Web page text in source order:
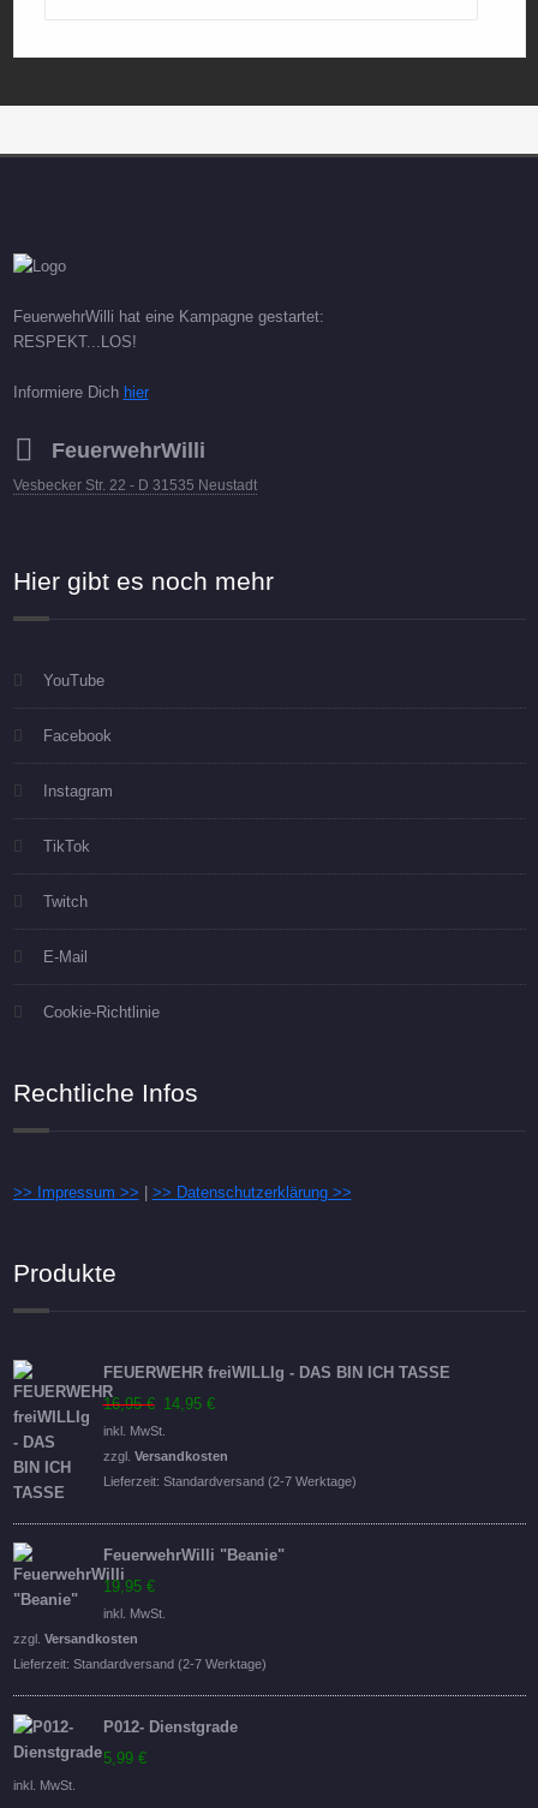
FeuerwehrWilli hat eine Kampagne gestartet:
RESPEKT...LOS!
Informiere Dich hier
FeuerwehrWilli
Vesbecker Str. 22 - D 31535 Neustadt
Hier gibt es noch mehr
YouTube
Facebook
Instagram
TikTok
Twitch
E-Mail
Cookie-Richtlinie
Rechtliche Infos
>> Impressum >> >> Datenschutzerklärung >>
Produkte
FEUERWEHR freiWILLIg - DAS BIN ICH TASSE
16,95€ Ursprünglicher
Preis
war:
16,95 €
14,95 €
ist:
14,95 €.
inkl. MwSt.
zzgl. Versandkosten
Lieferzeit: Standardversand (2-7 Werktage)
FeuerwehrWilli "Beanie"
19,95 €
inkl. MwSt.
zzgl. Versandkosten
Lieferzeit: Standardversand (2-7 Werktage)
P012- Dienstgrade
5,99 €
inkl. MwSt.